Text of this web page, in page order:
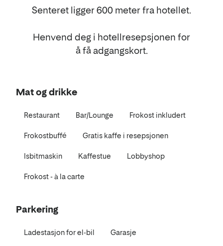
Senteret ligger 600 meter fra hotellet.
Henvend deg i hotellresepsjonen for
å få adgangskort.
Mat og drikke
Restaurant Bar/Lounge Frokost inkludert
Frokostbuffé Gratis kaffe i resepsjonen
Isbitmaskin Kaffestue Lobbyshop
Frokost - à la carte
Parkering
Ladestasjon for el-bil Garasje